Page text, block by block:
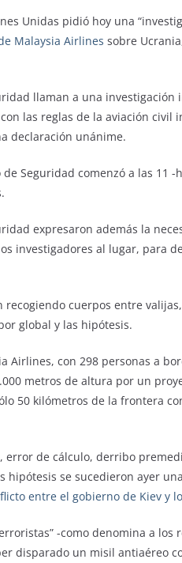
Unidas pidió hoy una
Malaysia Airlines sobre
llaman a una
las reglas de la aviación civil
declaración unánime.
Seguridad comenzó a las 11
expresaron además la
investigadores al lugar, para
cuerpos entre
global y las hipótesis.
Airlines, con 298 personas a
metros de altura por un
50 kilómetros de la frontera
error de cálculo, derribo
hipótesis se sucedieron ayer
entre el gobierno de Kiev y
-como denomina a
disparado un misil antiaéreo